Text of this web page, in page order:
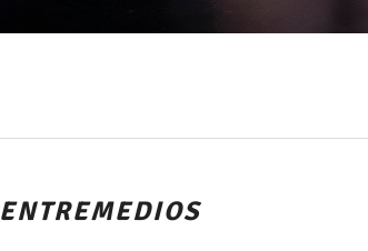
ENTREMEDIOS